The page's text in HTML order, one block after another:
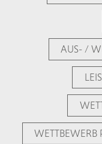
AUS- /
WETTBEWERB